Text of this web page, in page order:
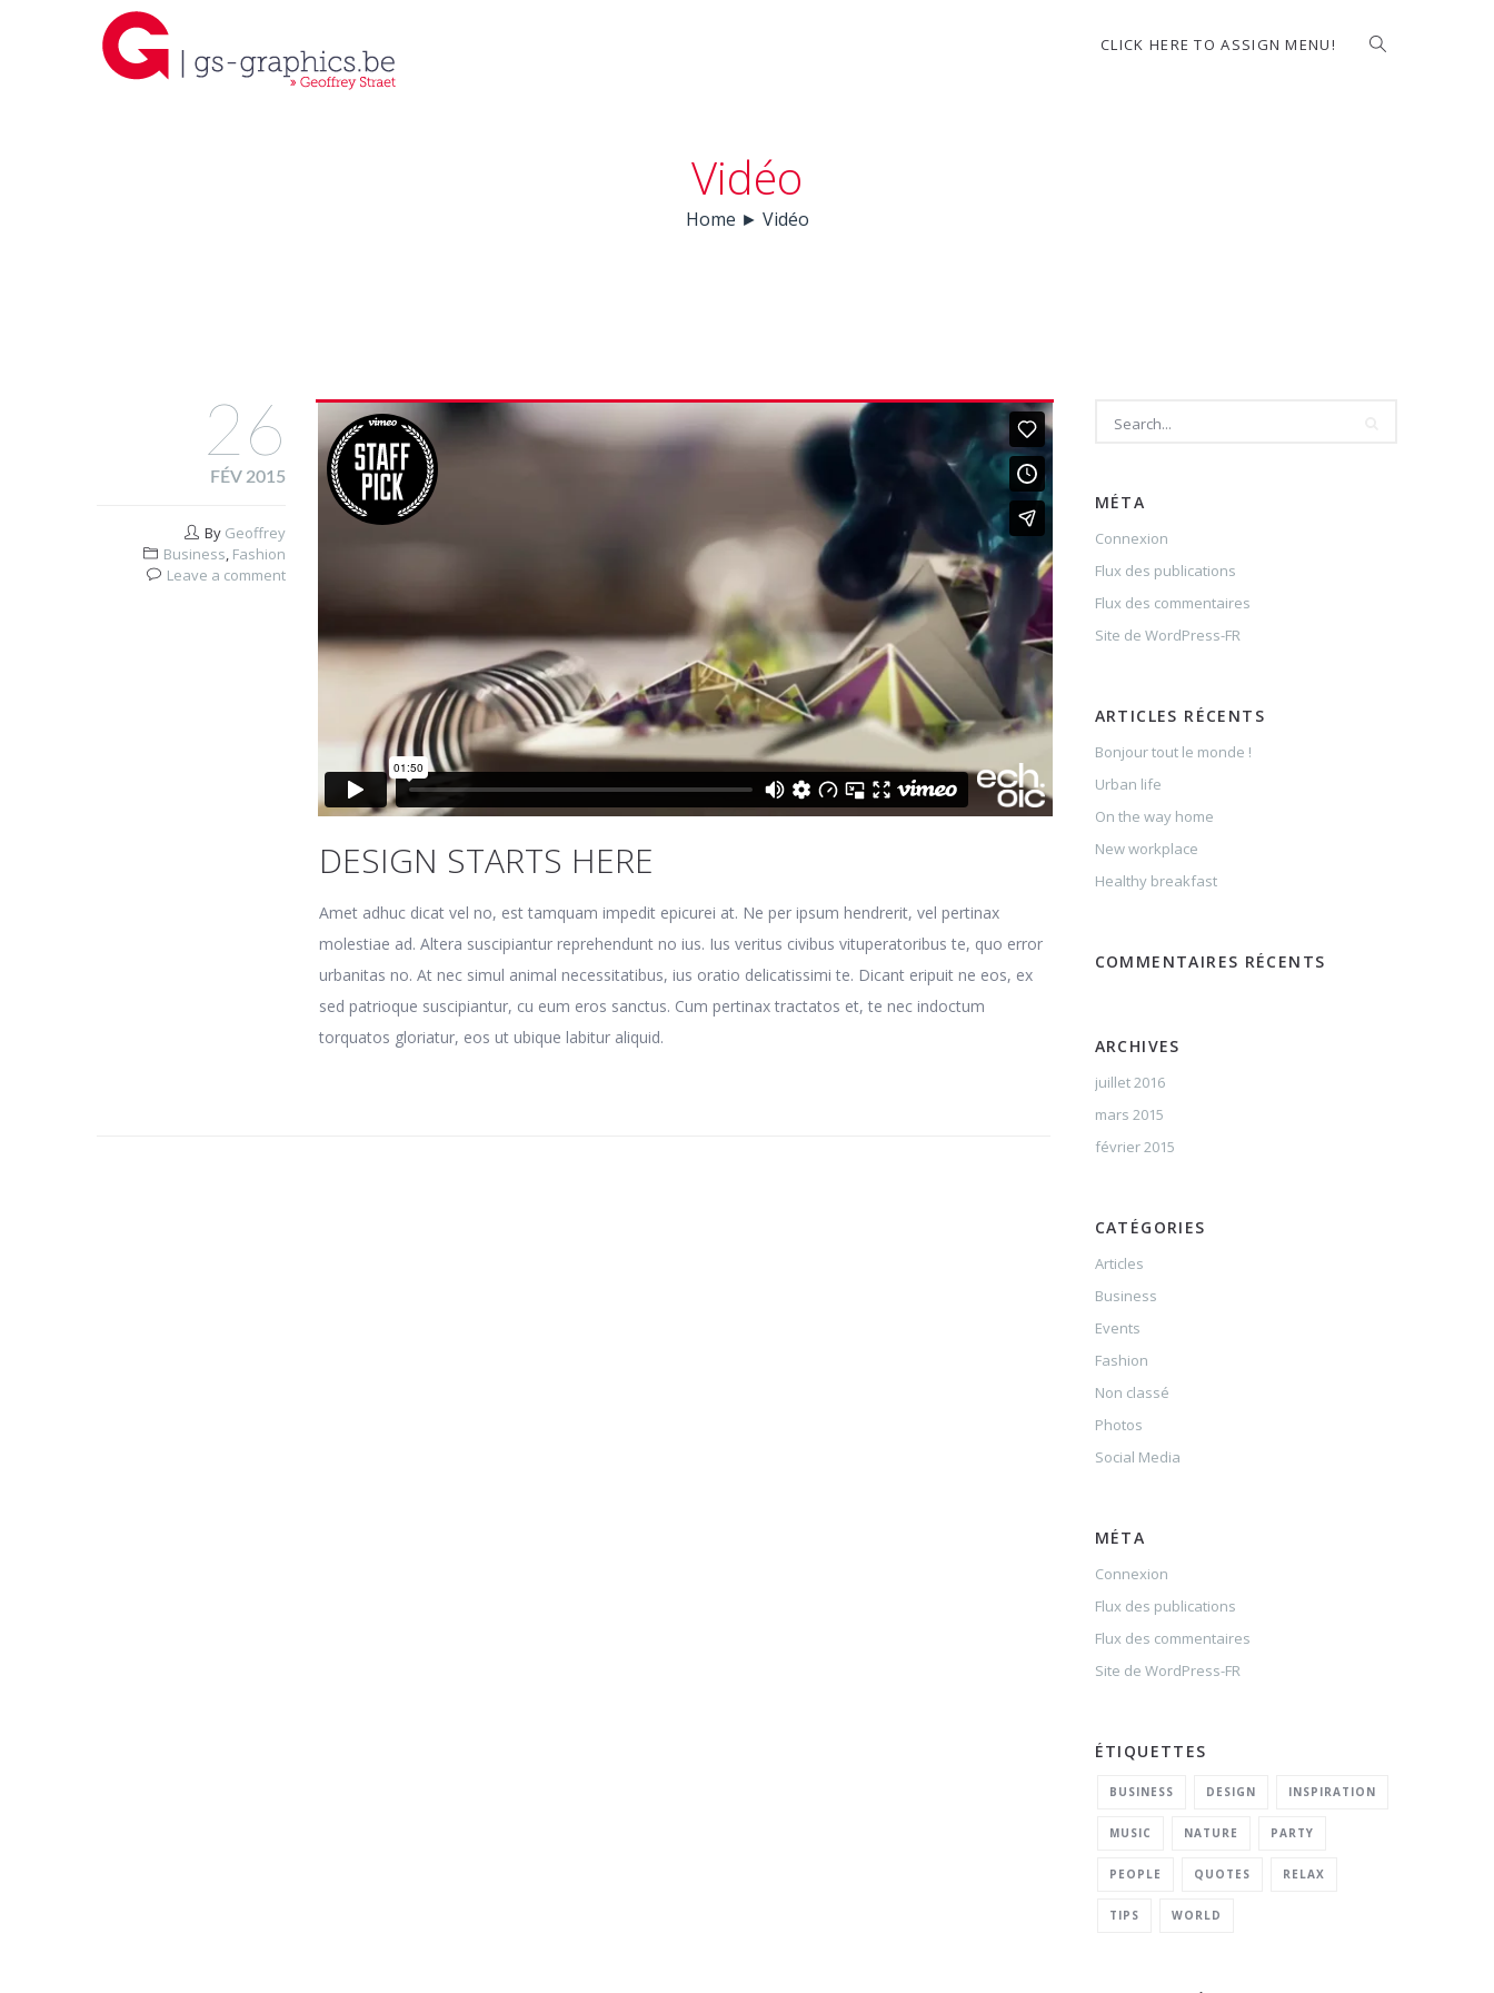
CLICK HERE TO ASSIGN MENU!
Vidéo
Home ► Vidéo
DESIGN STARTS HERE
Amet adhuc dicat vel no, est tamquam impedit epicurei at. Ne per ipsum hendrerit, vel pertinax
molestiae ad. Altera suscipiantur reprehendunt no ius. Ius veritus civibus vituperatoribus te, quo error
urbanitas no. At nec simul animal necessitatibus, ius oratio delicatissimi te. Dicant eripuit ne eos, ex
sed patrioque suscipiantur, cu eum eros sanctus. Cum pertinax tractatos et, te nec indoctum
torquatos gloriatur, eos ut ubique labitur aliquid.
26
FÉV 2015
By Geoffrey
Business, Fashion
Leave a comment
MÉTA
Connexion
Flux des publications
Flux des commentaires
Site de WordPress-FR
ARTICLES RÉCENTS
Bonjour tout le monde !
Urban life
On the way home
New workplace
Healthy breakfast
COMMENTAIRES RÉCENTS
ARCHIVES
juillet 2016
mars 2015
février 2015
CATÉGORIES
Articles
Business
Events
Fashion
Non classé
Photos
Social Media
MÉTA
Connexion
Flux des publications
Flux des commentaires
Site de WordPress-FR
ÉTIQUETTES
BUSINESS DESIGN INSPIRATION
MUSIC NATURE PARTY
PEOPLE QUOTES RELAX
TIPS WORLD